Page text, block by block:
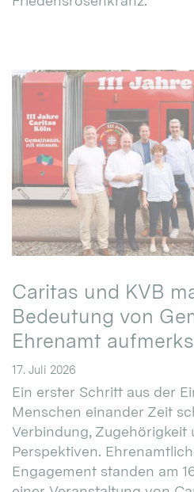
Caritas und KVB
Bedeutung von
Ehrenamt
17. Juli 2026
Ein erster Schritt aus der
Menschen einander Zeit
Verbindung, Zugehörigkeit
Perspektiven.
Engagement standen am